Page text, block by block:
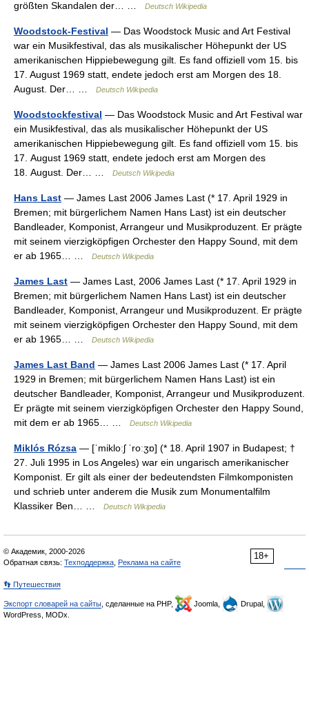
größten Skandalen der… …
Deutsch Wikipedia
Woodstock-Festival — Das Woodstock Music and Art Festival
war ein Musikfestival, das als musikalischer Höhepunkt der US
amerikanischen Hippiebewegung gilt. Es fand offiziell vom 15. bis
17. August 1969 statt, endete jedoch erst am Morgen des 18.
August. Der… …
Deutsch Wikipedia
Woodstockfestival — Das Woodstock Music and Art Festival war
ein Musikfestival, das als musikalischer Höhepunkt der US
amerikanischen Hippiebewegung gilt. Es fand offiziell vom 15. bis
17. August 1969 statt, endete jedoch erst am Morgen des
18. August. Der… …
Deutsch Wikipedia
Hans Last — James Last 2006 James Last (* 17. April 1929 in
Bremen; mit bürgerlichem Namen Hans Last) ist ein deutscher
Bandleader, Komponist, Arrangeur und Musikproduzent. Er prägte
mit seinem vierzigköpfigen Orchester den Happy Sound, mit dem
er ab 1965… …
Deutsch Wikipedia
James Last — James Last, 2006 James Last (* 17. April 1929 in
Bremen; mit bürgerlichem Namen Hans Last) ist ein deutscher
Bandleader, Komponist, Arrangeur und Musikproduzent. Er prägte
mit seinem vierzigköpfigen Orchester den Happy Sound, mit dem
er ab 1965… …
Deutsch Wikipedia
James Last Band — James Last 2006 James Last (* 17. April
1929 in Bremen; mit bürgerlichem Namen Hans Last) ist ein
deutscher Bandleader, Komponist, Arrangeur und Musikproduzent.
Er prägte mit seinem vierzigköpfigen Orchester den Happy Sound,
mit dem er ab 1965… …
Deutsch Wikipedia
Miklós Rózsa — [ˈmikloːʃ ˈroːʒɒ] (* 18. April 1907 in Budapest; †
27. Juli 1995 in Los Angeles) war ein ungarisch amerikanischer
Komponist. Er gilt als einer der bedeutendsten Filmkomponisten
und schrieb unter anderem die Musik zum Monumentalfilm
Klassiker Ben… …
Deutsch Wikipedia
18+
© Академик, 2000-2026
Обратная связь: Техподдержка Реклама на сайте
👣 Путешествия
Экспорт словарей на сайты , сделанные на PHP, Joomla,
Drupal,
WordPress, MODx.